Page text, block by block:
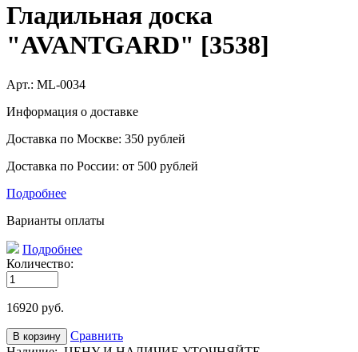
Гладильная доска
"AVANTGARD" [3538]
Арт.: ML-0034
Информация о доставке
Доставка по Москве: 350 рублей
Доставка по России: от 500 рублей
Подробнее
Варианты оплаты
Подробнее
Количество:
16920 руб.
Сравнить